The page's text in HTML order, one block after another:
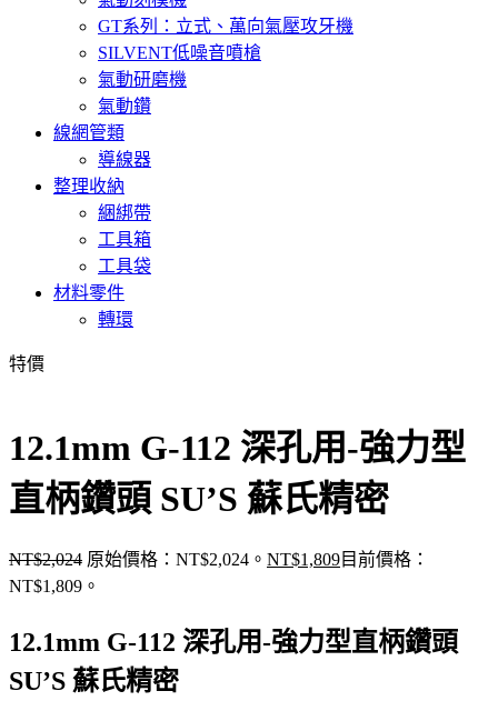
GT系列：立式、萬向氣壓攻牙機
SILVENT低噪音噴槍
氣動研磨機
氣動鑽
線網管類
導線器
整理收納
綑綁帶
工具箱
工具袋
材料零件
轉環
特價
12.1mm G-112 深孔用-強力型
直柄鑽頭 SU’S 蘇氏精密
NT$2,024 原始價格：NT$2,024。 NT$1,809目前價格：
NT$1,809。
12.1mm G-112 深孔用-強力型直柄鑽頭
SU’S 蘇氏精密